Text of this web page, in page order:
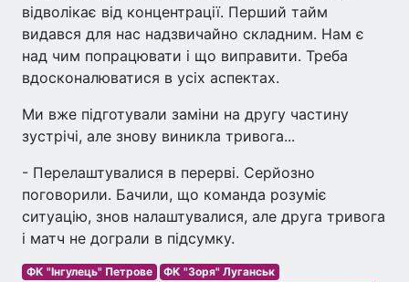
відволікає від концентрації. Перший тайм
видався для нас надзвичайно складним. Нам є
над чим попрацювати і що виправити. Треба
вдосконалюватися в усіх аспектах.
Ми вже підготували заміни на другу частину
зустрічі, але знову виникла тривога...
- Перелаштувалися в перерві. Серйозно
поговорили. Бачили, що команда розуміє
ситуацію, знов налаштувалися, але друга тривога
і матч не дограли в підсумку.
ФК "Інгулець" Петрове
ФК "Зоря" Луганськ